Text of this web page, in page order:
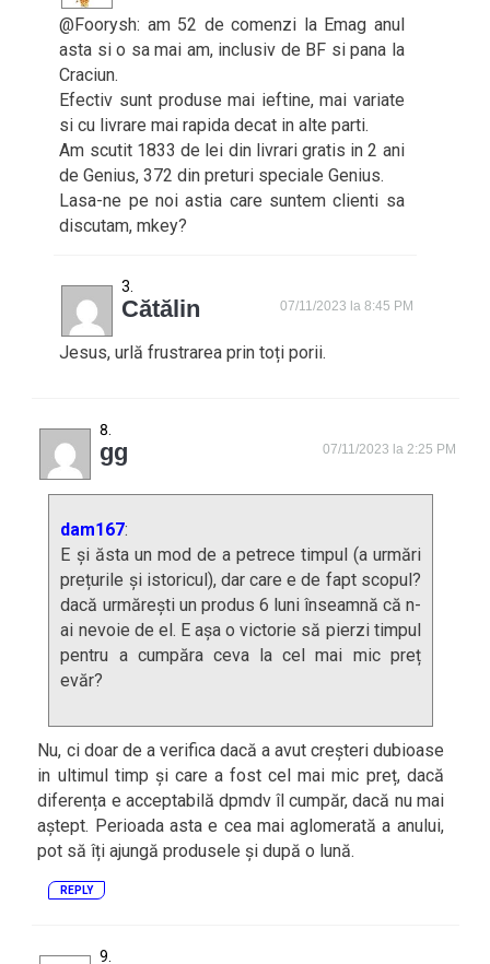
@Foorysh: am 52 de comenzi la Emag anul
asta si o sa mai am, inclusiv de BF si pana la
Craciun.
Efectiv sunt produse mai ieftine, mai variate
si cu livrare mai rapida decat in alte parti.
Am scutit 1833 de lei din livrari gratis in 2 ani
de Genius, 372 din preturi speciale Genius.
Lasa-ne pe noi astia care suntem clienti sa
discutam, mkey?
Cătălin 07/11/2023 la 8:45 PM
Jesus, urlă frustrarea prin toți porii.
gg 07/11/2023 la 2:25 PM
dam167:
E și ăsta un mod de a petrece timpul (a urmări
prețurile și istoricul), dar care e de fapt scopul?
dacă urmărești un produs 6 luni înseamnă că n-
ai nevoie de el. E așa o victorie să pierzi timpul
pentru a cumpăra ceva la cel mai mic preț
evăr?
Nu, ci doar de a verifica dacă a avut creșteri dubioase
in ultimul timp și care a fost cel mai mic preț, dacă
diferența e acceptabilă dpmdv îl cumpăr, dacă nu mai
aștept. Perioada asta e cea mai aglomerată a anului,
pot să îți ajungă produsele și după o lună.
REPLY